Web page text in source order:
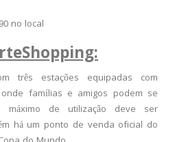
no local
três estações equipadas com
famílias e amigos podem se
máximo de utilização deve ser
há um ponto de venda oficial do